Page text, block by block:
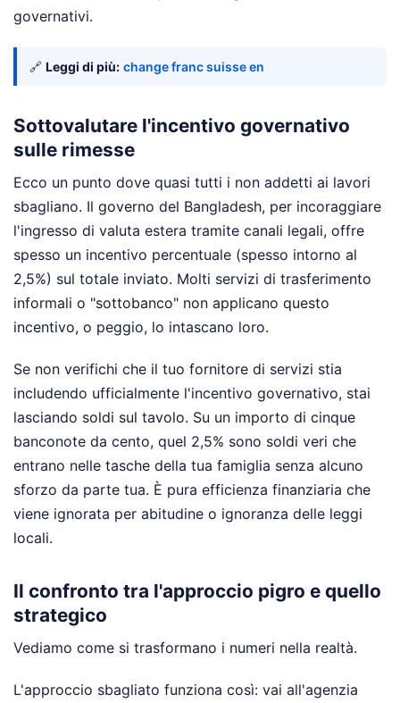
governativi.
🔗 Leggi di più: change franc suisse en
Sottovalutare l'incentivo governativo
sulle rimesse
Ecco un punto dove quasi tutti i non addetti ai lavori
sbagliano. Il governo del Bangladesh, per incoraggiare
l'ingresso di valuta estera tramite canali legali, offre
spesso un incentivo percentuale (spesso intorno al
2,5%) sul totale inviato. Molti servizi di trasferimento
informali o "sottobanco" non applicano questo
incentivo, o peggio, lo intascano loro.
Se non verifichi che il tuo fornitore di servizi stia
includendo ufficialmente l'incentivo governativo, stai
lasciando soldi sul tavolo. Su un importo di cinque
banconote da cento, quel 2,5% sono soldi veri che
entrano nelle tasche della tua famiglia senza alcuno
sforzo da parte tua. È pura efficienza finanziaria che
viene ignorata per abitudine o ignoranza delle leggi
locali.
Il confronto tra l'approccio pigro e quello
strategico
Vediamo come si trasformano i numeri nella realtà.
L'approccio sbagliato funziona così: vai all'agenzia